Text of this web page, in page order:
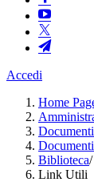
Accedi
Home
Biblioteca/
Link Utili